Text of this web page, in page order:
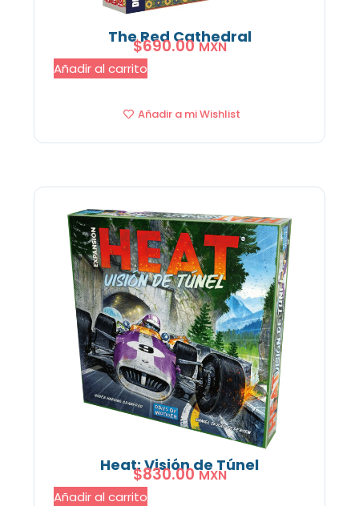
The Red Cathedral
$690.00 MXN
Añadir al carrito
Añadir a mi Wishlist
Heat: Visión de Túnel
$830.00 MXN
Añadir al carrito